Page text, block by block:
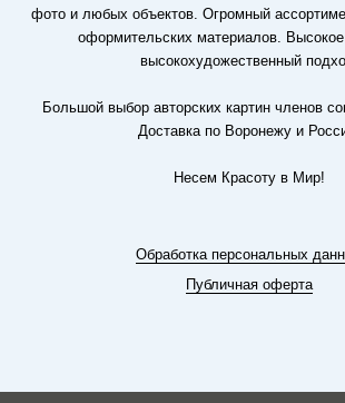
фото и любых объектов. Огромный
оформительских материалов. Высокое
высокохудожественный
Большой выбор авторских картин членов
Доставка по Воронежу и
Несем Красоту в Мир!
Обработка персональных
Публичная оферта